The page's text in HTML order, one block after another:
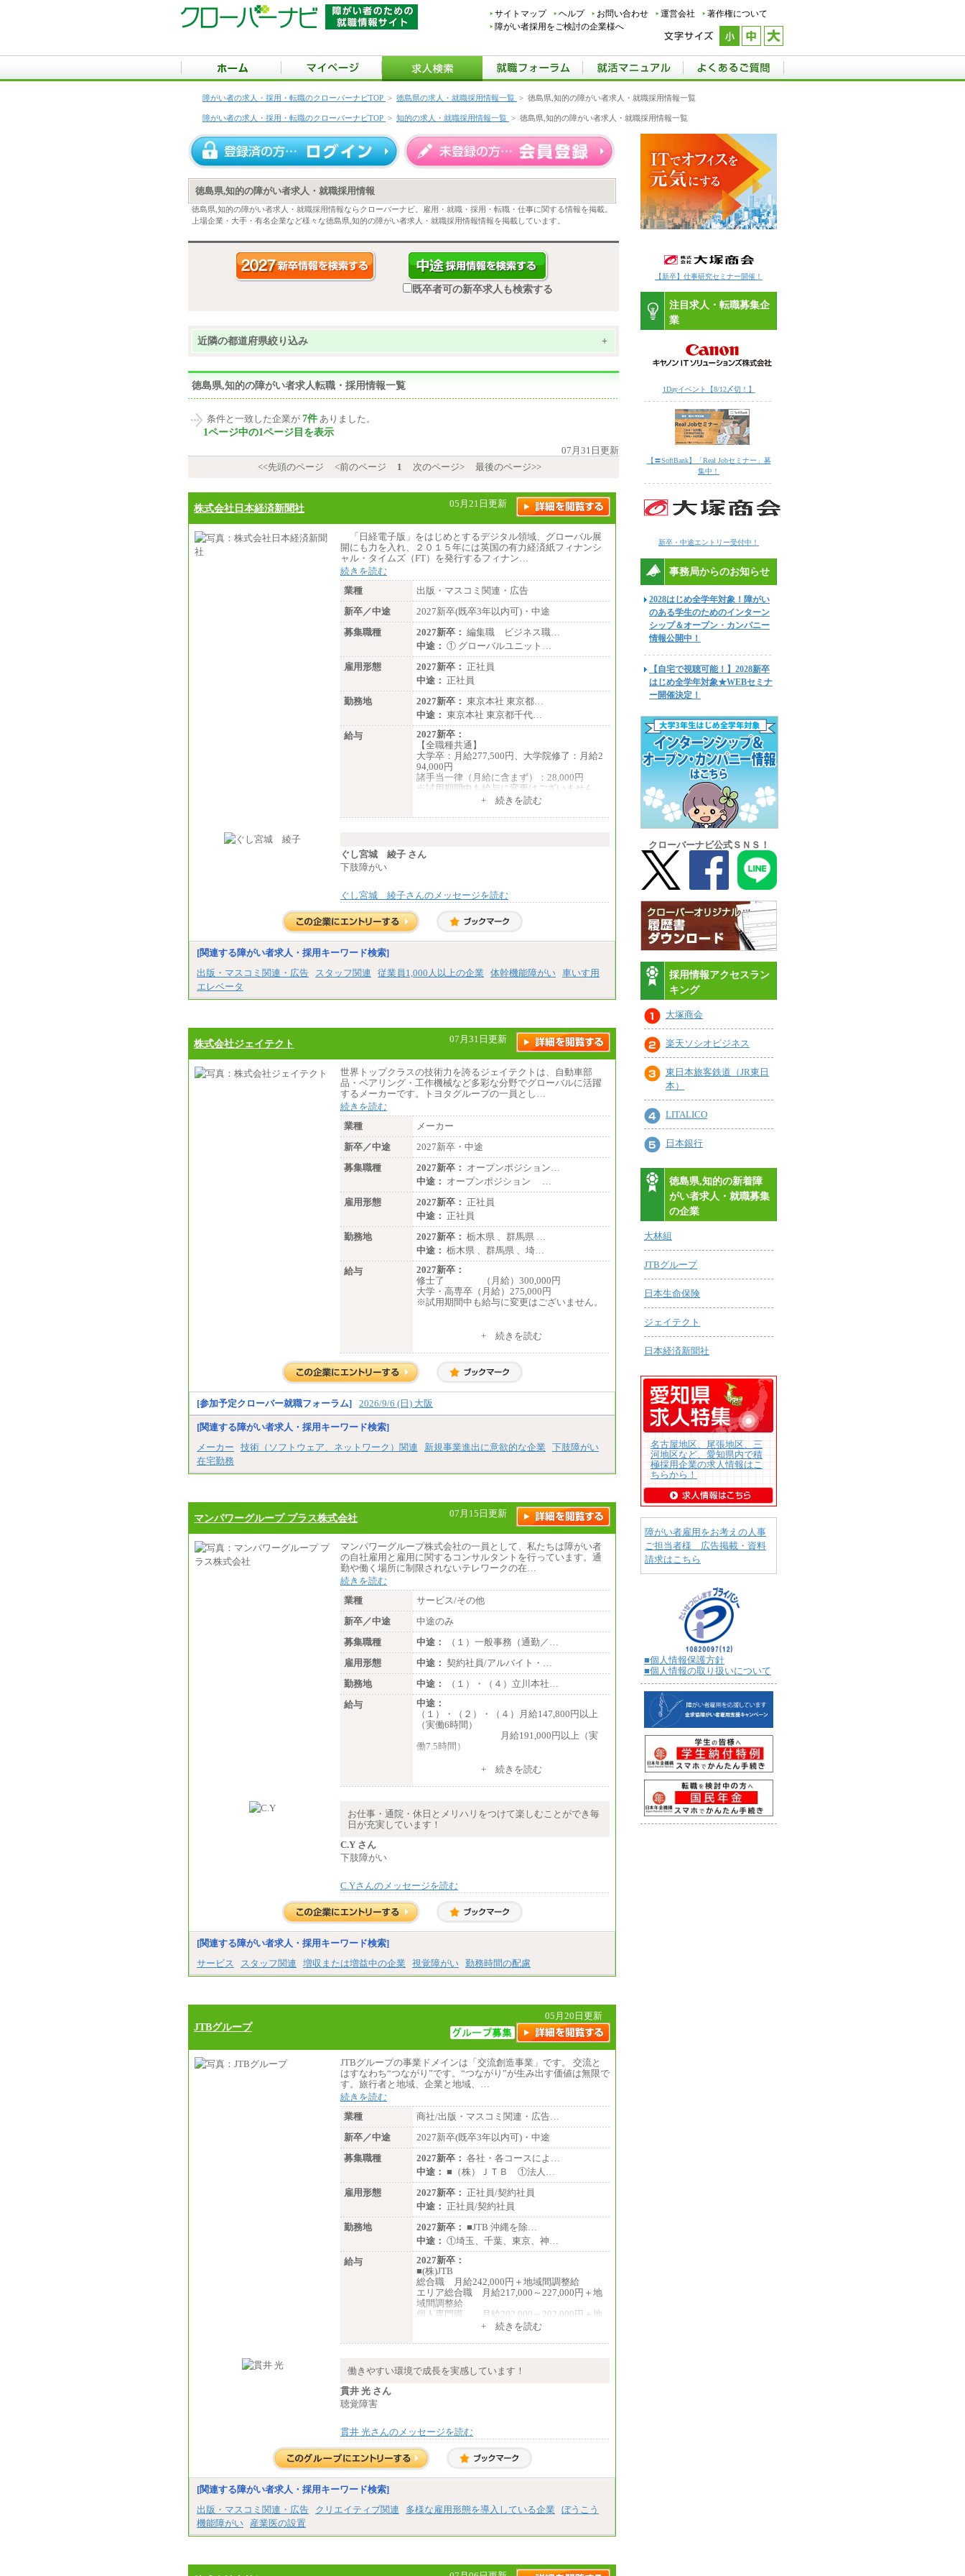
サイトマップ ヘルプ お問い合わせ 運営会社
著作権について
障がい者採用をご検討の企業様へ
障がい者の求人・採用・転職のクローバーナビTOP > 徳島県の求人・就職採用情報一覧 > 徳島県,知的の障がい者求人・就職採用情報一覧
障がい者の求人・採用・転職のクローバーナビTOP > 知的の求人・就職採用情報一覧 > 徳島県,知的の障がい者求人・就職採用情報一覧
徳島県,知的の障がい者求人・就職採用情報
徳島県,知的の障がい者求人・就職採用情報ならクローバーナビ。雇用・就職・採用・転職・仕事に関する情報を掲載。
上場企業・大手・有名企業など様々な徳島県,知的の障がい者求人・就職採用情報情報を掲載しています。
既卒者可の新卒求人も検索する
近隣の都道府県絞り込み +
徳島県,知的の障がい者求人転職・採用情報一覧
条件と一致した企業が 7件 ありました。
1ページ中の1ページ目を表示
07月31日更新
<<先頭のページ
<前のページ 1 次のページ> 最後のページ>>
株式会社日本経済新聞社 05月21日更新
「日経電子版」をはじめとするデジタル領域、グローバル展
開にも力を入れ、２０１５年には英国の有力経済紙フィナンシ
ャル・タイムズ（FT）を発行するフィナン…
続きを読む
業種
出版・マスコミ関連・広告
新卒／中途
2027新卒(既卒3年以内可)・中途
募集職種
2027新卒： 編集職 ビジネス職…
中途： ① グローバルユニット…
雇用形態
2027新卒： 正社員
中途： 正社員
勤務地
2027新卒： 東京本社 東京都…
中途： 東京本社 東京都千代…
給与
2027新卒：
【全職種共通】
大学卒：月給277,500円、大学院修了：月給2
94,000円
諸手当一律（月給に含まず）：28,000円
※試用期間中も給与に変更はございません
月給370,000円～
※試用期間中も給与に変更はございません。
+ 続きを読む
ぐし宮城 綾子 さん
下肢障がい
ぐし宮城 綾子さんのメッセージを読む
[関連する障がい者求人・採用キーワード検索]
出版・マスコミ関連・広告
スタッフ関連 従業員1,000人以上の企業 体幹機能障がい 車いす用
エレベータ
株式会社ジェイテクト 07月31日更新
世界トップクラスの技術力を誇るジェイテクトは、自動車部
品・ベアリング・工作機械など多彩な分野でグローバルに活躍
するメーカーです。トヨタグループの一員とし…
続きを読む
業種
メーカー
新卒／中途
2027新卒・中途
募集職種
2027新卒： オープンポジション…
中途： オープンポジション …
雇用形態
2027新卒： 正社員
中途： 正社員
勤務地
2027新卒： 栃木県 、群馬県 …
中途： 栃木県 、群馬県 、埼…
給与
2027新卒：
修士了 （月給）300,000円
大学・高専卒（月給）275,000円
※試用期間中も給与に変更はございません。
修士了 （月給）300,000円
大学・高専卒（月給）275,000円
※試用期間中も給与に変更はございません。
+ 続きを読む
[参加予定クローバー就職フォーラム] 2026/9/6 (日) 大阪
[関連する障がい者求人・採用キーワード検索]
メーカー
技術（ソフトウェア、ネットワーク）関連 新規事業進出に意欲的な企業
下肢障がい
在宅勤務
マンパワーグループ プラス株式会社 07月15日更新
マンパワーグループ株式会社の一員として、私たちは障がい者
の自社雇用と雇用に関するコンサルタントを行っています。通
勤や働く場所に制限されないテレワークの在…
続きを読む
業種
サービス/その他
新卒／中途
中途のみ
募集職種
中途：
（１）一般事務（通勤／…
雇用形態
中途： 契約社員/アルバイト・…
勤務地
中途：
（１）・（４）立川本社…
給与
中途：
（１）・（２）・（４）月給147,800円以上
（実働6時間）
月給191,000円以上（実
働7.5時間）
（３）月給191,000円以上（実働7.5時間）
（５）月給147,800円以上（実働6時間）
時給 1,226円（実働4.5時間）
※基本給に加算して以下手当有（いず
れも時間額換算額）
※全ての求人において試用期間中も給与に変
更はございません。
+ 続きを読む
お仕事・通院・休日とメリハリをつけて楽しむことができ毎
日が充実しています！
C.Y さん
下肢障がい
C.Yさんのメッセージを読む
[関連する障がい者求人・採用キーワード検索]
サービス
スタッフ関連 増収または増益中の企業 視覚障がい 勤務時間の配慮
JTBグループ
05月20日更新
JTBグループの事業ドメインは「交流創造事業」です。 交流と
はすなわち“つながり”です。“つながり”が生み出す価値は無限で
す。旅行者と地域、企業と地域、…
続きを読む
業種
商社/出版・マスコミ関連・広告…
新卒／中途
2027新卒(既卒3年以内可)・中途
募集職種
2027新卒： 各社・各コースによ…
中途： ■（株）ＪＴＢ ①法人…
雇用形態
2027新卒： 正社員/契約社員
中途： 正社員/契約社員
勤務地
2027新卒： ■JTB 沖縄を除…
中途： ①埼玉、千葉、東京、神…
給与
2027新卒：
■(株)JTB
総合職 月給242,000円＋地域間調整給
エリア総合職 月給217,000～227,000円＋地
域間調整給
個人専門職 月給202,000～202,000円＋地
※詳細はJTBキャリアサイトよりご確認くだ
さい。
■(株)JTB商事
総合職 月給208,000～235,000円
■(株)JTBパブリッシング ※2027年新卒募集
終了
総合職 月給271,000円
整給
エリア総合職 月給206,000円～214,000＋地
※詳細はJTBキャリアサイトよりご確認くだ
■(株)JTBコミュニケーションデザイン
+ 続きを読む
働きやすい環境で成長を実感しています！
貫井 光 さん
聴覚障害
貫井 光さんのメッセージを読む
[関連する障がい者求人・採用キーワード検索]
出版・マスコミ関連・広告
クリエイティブ関連 多様な雇用形態を導入している企業
ぼうこう
機能障がい
産業医の設置
【新卒】仕事研究セミナー開催！
注目求人・転職募集企
業
1Dayイベント【8/12〆切！】
【〓SoftBank】「Real Jobセミナー」募
集中！
新卒・中途エントリー受付中！
事務局からのお知らせ
2028はじめ全学年対象！障がい
のある学生のためのインターン
シップ＆オープン・カンパニー
情報公開中！
【自宅で視聴可能！】2028新卒
はじめ全学年対象★WEBセミナ
ー開催決定！
クローバーナビ公式ＳＮＳ！
採用情報アクセスラン
キング
大塚商会
楽天ソシオビジネス
東日本旅客鉄道（JR東日
本）
LITALICO
日本銀行
徳島県,知的の新着障
がい者求人・就職募集
の企業
大林組
JTBグループ
日本生命保険
ジェイテクト
日本経済新聞社
名古屋地区、尾張地区、三
河地区など、愛知県内で積
極採用企業の求人情報はこ
ちらから！
障がい者雇用をお考えの人事
ご担当者様 広告掲載・資料
請求はこちら
■個人情報保護方針
■個人情報の取り扱いについて